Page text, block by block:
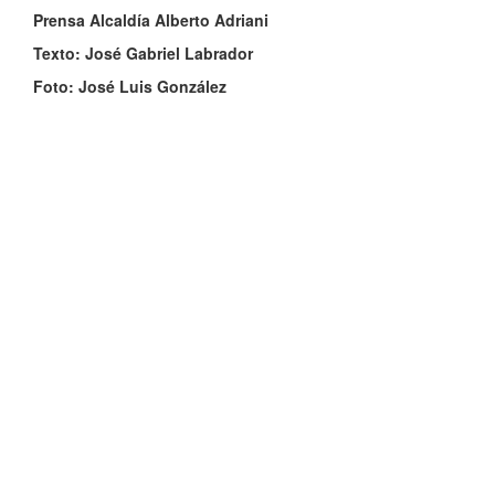
Prensa Alcaldía Alberto Adriani
Texto: José Gabriel Labrador
Foto: José Luis González